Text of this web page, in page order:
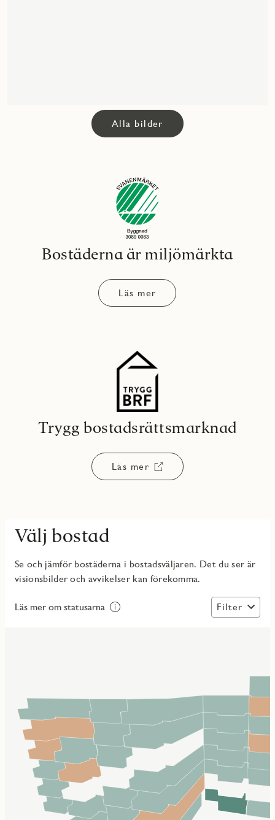
Alla bilder
Bostäderna är miljömärkta
Läs mer
Trygg bostadsrättsmarknad
Läs mer
Välj bostad
Se och jämför bostäderna i bostadsväljaren. Det du ser är
visionsbilder och avvikelser kan förekomma.
Läs mer om statusarna Filter